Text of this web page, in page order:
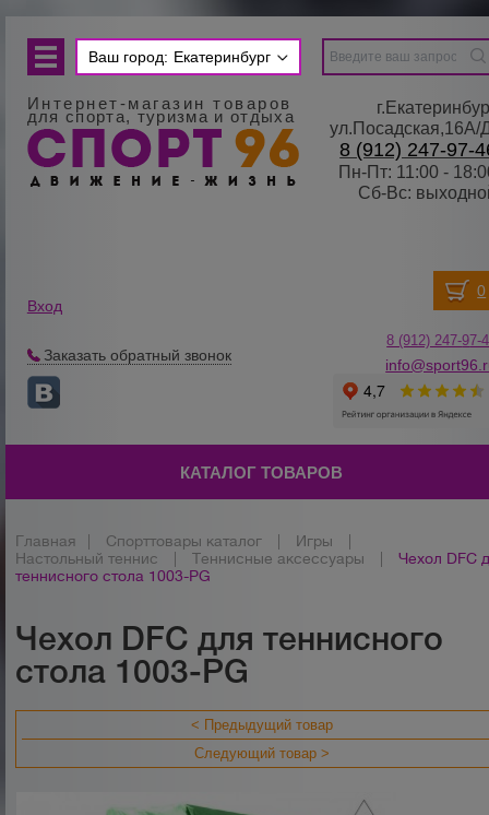
Ваш город: Екатеринбург
Интернет-магазин товаров
для спорта, туризма и отдыха
8 (912) 247-97-
Пн-Пт: 11:00 -
Сб-Вс:
Вход
Заказать обратный звонок
8 (912) 247-97-
КАТАЛОГ ТОВАРОВ
Главная Спорттовары каталог Игры
Настольный теннис
Теннисные аксессуары
Чехол DFC
теннисного стола 1003-PG
Чехол DFC для теннисного
стола 1003-PG
< Предыдущий товар
Следующий товар >